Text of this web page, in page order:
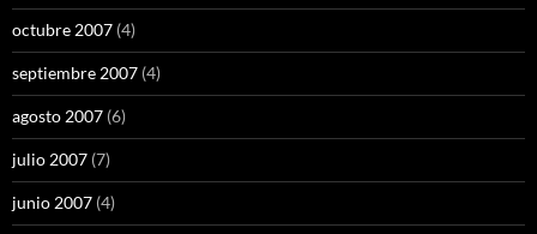
octubre 2007 (4)
septiembre 2007 (4)
agosto 2007 (6)
julio 2007 (7)
junio 2007 (4)